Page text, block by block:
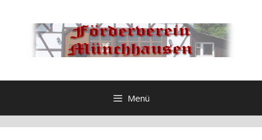
springen
Menü